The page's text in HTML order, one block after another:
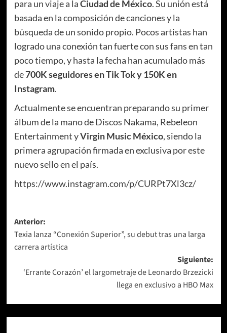
para un viaje a laCiudad de México. Su unión está
basada en la composición de canciones y la
búsqueda de un sonido propio. Pocos artistas han
logrado una conexión tan fuerte con sus fans en tan
poco tiempo, y hasta la fecha han acumulado más
de700K seguidores en Tik Tok y 150K en
Instagram.
Actualmente se encuentran preparando su primer
álbum de la mano de Discos Nakama, Rebeleon
Entertainment yVirgin Music México, siendo la
primera agrupación firmada en exclusiva por este
nuevo sello en el país.
https://www.instagram.com/p/CURPt7Xl3cz/
Navegación
de
entradas
Anterior:
Texia lanza “Conexión Superior”, su debut tras una larga
carrera artística
Siguiente:
‘Errante Corazón’ el largometraje de Leonardo Brzezicki
llega en exclusivo a HBO Max